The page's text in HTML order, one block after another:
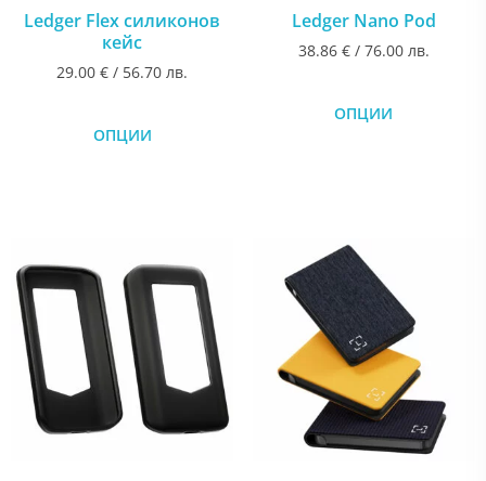
Ledger Flex силиконов
кейс
29.00€ / 56.70 лв.
ОПЦИИ
Ledger Nano Pod
38.86 € / 76.00 лв.
ОПЦИИ